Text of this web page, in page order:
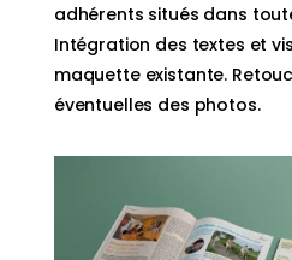
adhérents situés dans
Intégration des textes et
maquette existante.
éventuelles des photos.